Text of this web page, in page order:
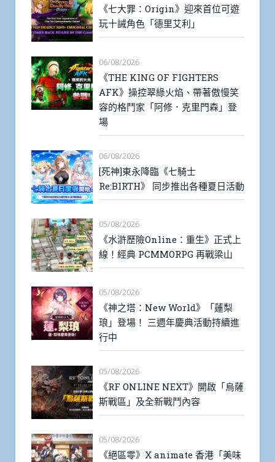
《七大罪：Origin》迎來首位可遊
玩十誡角色「德里艾利」
06/08/2026
《THE KING OF FIGHTERS
AFK》操控翠綠火焰、帶著傲慢笑
容的格鬥家「阿修．克里門森」登
場
06/08/2026
[死神]東永降臨《七騎士
Re:BIRTH》 同步推出各種夏日活動
05/08/2026
《水滸歷險Online：重生》正式上
線！經典 PCMMORPG 再戰梁山
05/08/2026
《神之塔：New World》「蓮梨
琅」登場！ 三週年慶典活動持續進
行中
05/08/2026
《RF ONLINE NEXT》開啟「烏薩
斯戰區」及全新戰鬥內容
05/08/2026
《絕區零》X animate 香港「美味